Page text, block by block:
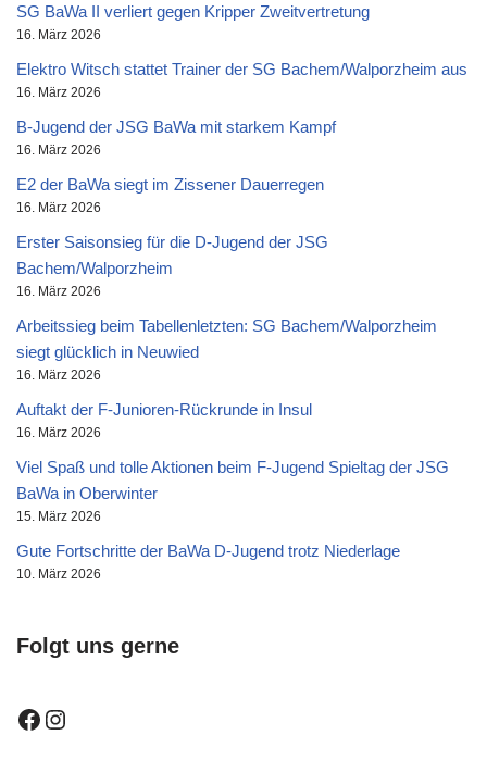
SG BaWa II verliert gegen Kripper Zweitvertretung
16. März 2026
Elektro Witsch stattet Trainer der SG Bachem/Walporzheim aus
16. März 2026
B-Jugend der JSG BaWa mit starkem Kampf
16. März 2026
E2 der BaWa siegt im Zissener Dauerregen
16. März 2026
Erster Saisonsieg für die D-Jugend der JSG
Bachem/Walporzheim
16. März 2026
Arbeitssieg beim Tabellenletzten: SG Bachem/Walporzheim
siegt glücklich in Neuwied
16. März 2026
Auftakt der F-Junioren-Rückrunde in Insul
16. März 2026
Viel Spaß und tolle Aktionen beim F-Jugend Spieltag der JSG
BaWa in Oberwinter
15. März 2026
Gute Fortschritte der BaWa D-Jugend trotz Niederlage
10. März 2026
Folgt uns gerne